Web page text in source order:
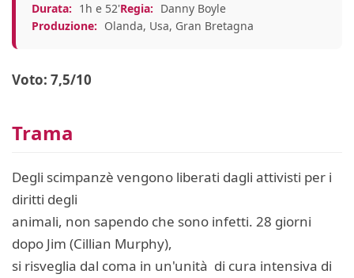
Durata: 1h e 52'Regia: Danny Boyle
Produzione: Olanda, Usa, Gran Bretagna
Voto: 7,5/10
Trama
Degli scimpanzè vengono liberati dagli attivisti per i
diritti degli
animali, non sapendo che sono infetti. 28 giorni
dopo Jim (Cillian Murphy),
si risveglia dal coma in un'unità di cura intensiva di